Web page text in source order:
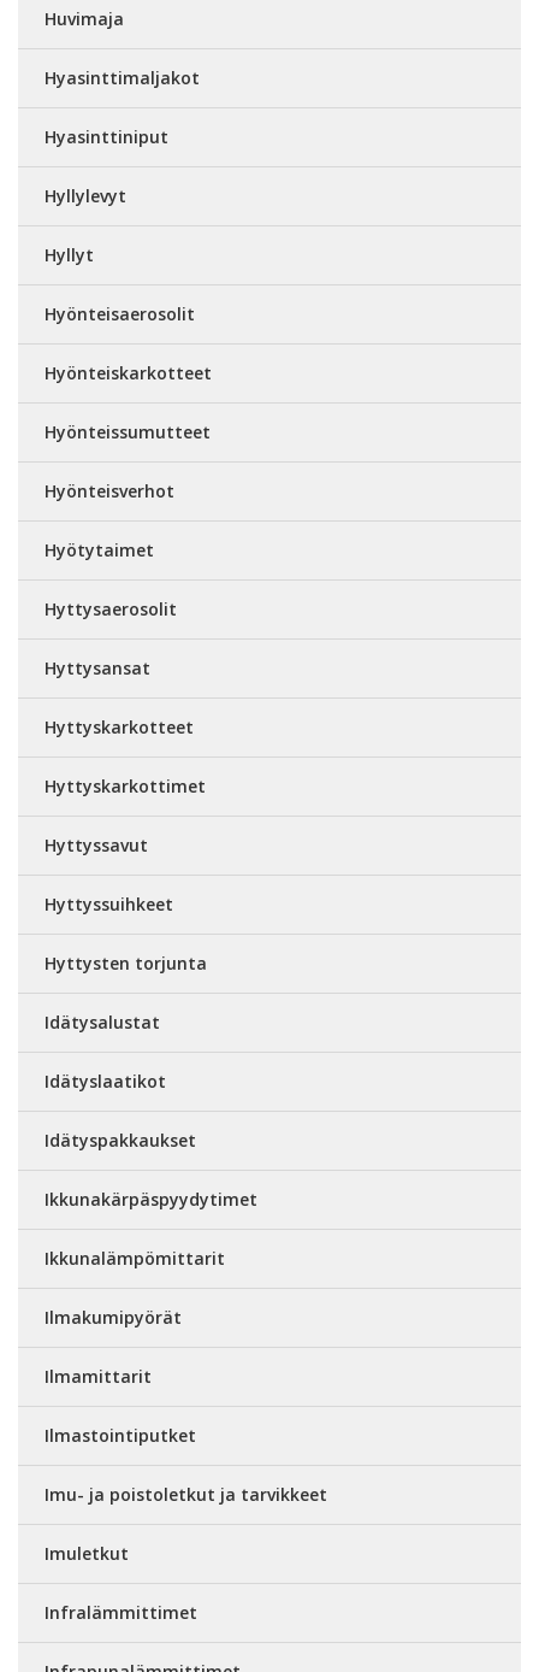
Huvimaja
Hyasinttimaljakot
Hyasinttiniput
Hyllylevyt
Hyllyt
Hyönteisaerosolit
Hyönteiskarkotteet
Hyönteissumutteet
Hyönteisverhot
Hyötytaimet
Hyttysaerosolit
Hyttysansat
Hyttyskarkotteet
Hyttyskarkottimet
Hyttyssavut
Hyttyssuihkeet
Hyttysten torjunta
Idätysalustat
Idätyslaatikot
Idätyspakkaukset
Ikkunakärpäspyydytimet
Ikkunalämpömittarit
Ilmakumipyörät
Ilmamittarit
Ilmastointiputket
Imu- ja poistoletkut ja tarvikkeet
Imuletkut
Infralämmittimet